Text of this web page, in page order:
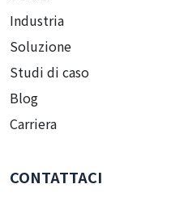
Servizi
Industria
Soluzione
Studi di caso
Blog